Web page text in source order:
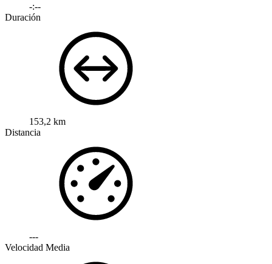
-:--
Duración
153,2 km
Distancia
---
Velocidad Media